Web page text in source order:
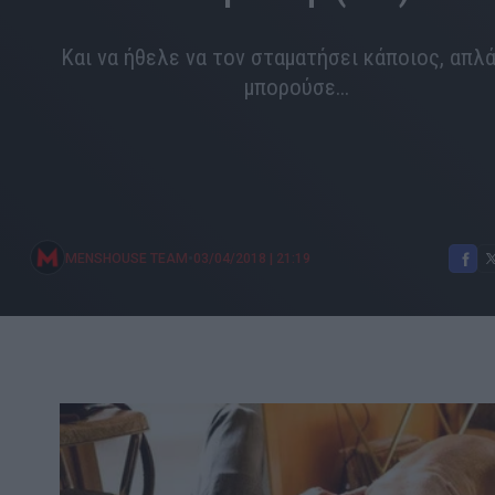
Και να ήθελε να τον σταματήσει κάποιος,
μπορούσε...
MENSHOUSE TEAM 03/04/2018 | 21:19